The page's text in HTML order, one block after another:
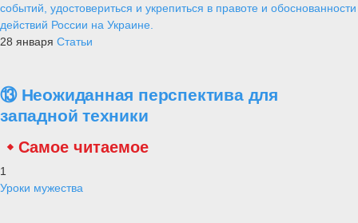
событий, удостовериться и укрепиться в правоте и обоснованности
действий России на Украине.
28 января Статьи
⑬ Неожиданная перспектива для
западной техники
Самое читаемое
1
Уроки мужества